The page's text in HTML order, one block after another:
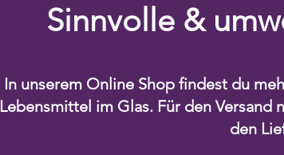
Sinnvolle &
In unserem Online Shop findest du
Lebensmittel im Glas. Für den Versand
den